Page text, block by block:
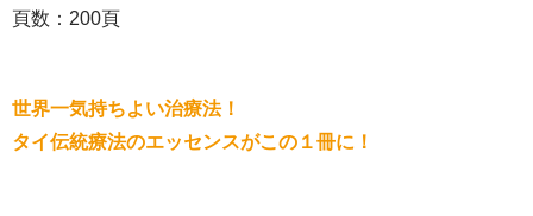
頁数：200頁
世界一気持ちよい治療法！
タイ伝統療法のエッセンスがこの１冊に！